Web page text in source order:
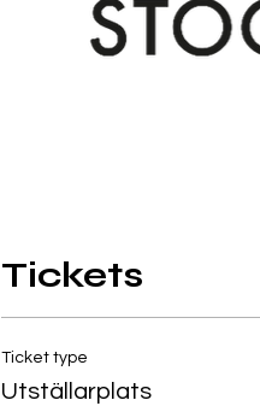
Tickets
Ticket type
Utställarplats